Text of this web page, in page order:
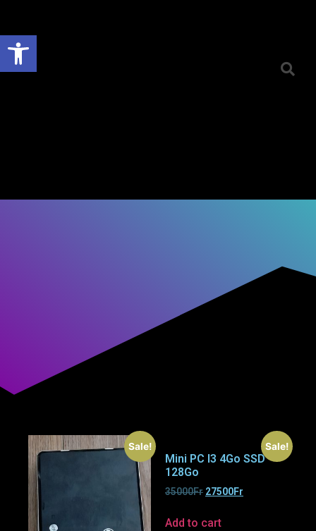
Ouvrir la barre d’outils
Sale! Sale!
Mini PC I3 4Go SSD
128Go
35000Fr 27500Fr
Add to cart